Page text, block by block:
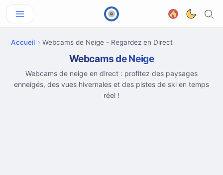
Accueil Webcams de Neige - Regardez en Direct
Webcams de Neige
Webcams de neige en direct : profitez des paysages
enneigés, des vues hivernales et des pistes de ski en temps
réel !